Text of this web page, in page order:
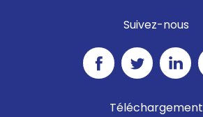
Suivez-nous
Téléchargement